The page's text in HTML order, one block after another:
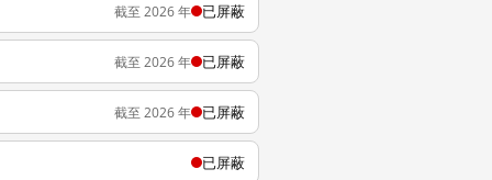
截至 2026 年 已屏蔽
截至 2026 年 已屏蔽
截至 2026 年 已屏蔽
已屏蔽